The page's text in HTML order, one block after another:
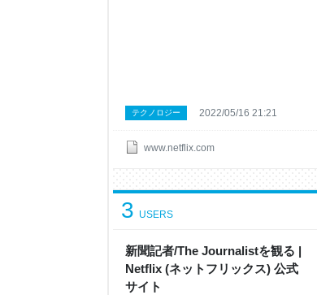
www.netflix.com
テクノロジー 2022/05/16 21:21
新聞記者/The Journalist を観 る |
Netflix ( ネ ッ ト フ リ ッ ク ス ) 公 式
サ イ ト
3 USERS